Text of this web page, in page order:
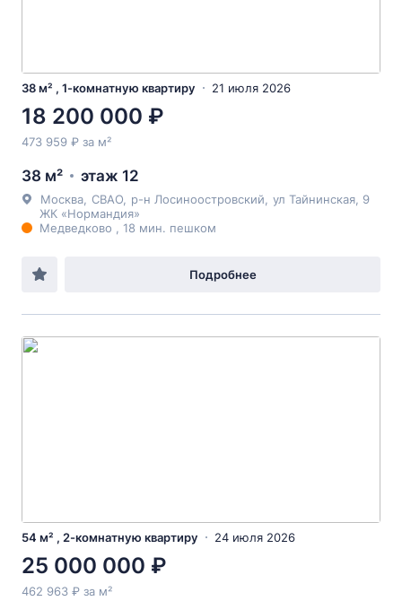
38 м² , 1-комнатную квартиру 21 июля 2026
18 200 000 ₽
473 959 ₽ за м²
38 м² этаж 12
Москва СВАО р-н Лосиноостровский ул Тайнинская , 9
ЖК «Нормандия»
Медведково , 18 мин. пешком
Подробнее
54 м² , 2-комнатную квартиру 24 июля 2026
25 000 000 ₽
462 963 ₽ за м²